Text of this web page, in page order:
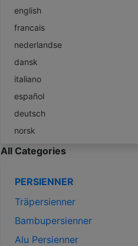
english
francais
nederlandse
dansk
italiano
español
deutsch
norsk
All Categories
PERSIENNER
Träpersienner
Bambupersienner
Alu Persienner